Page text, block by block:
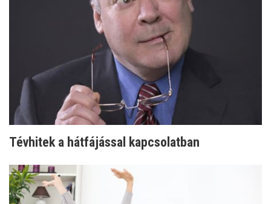
Tévhitek a hátfájással kapcsolatban